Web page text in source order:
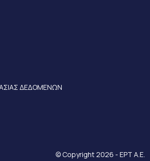
ΔΕΔΟΜΕΝΩΝ
© Copyright 2026 - ΕΡΤ Α.Ε.